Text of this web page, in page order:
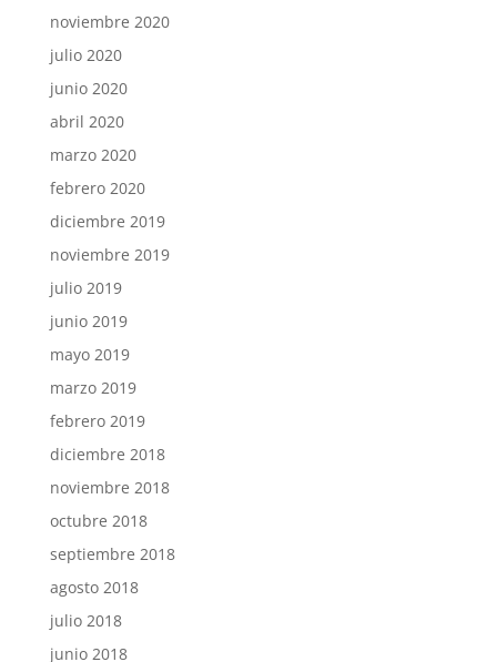
noviembre 2020
julio 2020
junio 2020
abril 2020
marzo 2020
febrero 2020
diciembre 2019
noviembre 2019
julio 2019
junio 2019
mayo 2019
marzo 2019
febrero 2019
diciembre 2018
noviembre 2018
octubre 2018
septiembre 2018
agosto 2018
julio 2018
junio 2018